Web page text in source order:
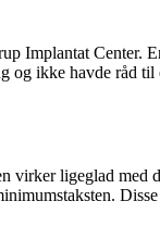
Implantat Center.
og ikke havde råd
ligeglad med